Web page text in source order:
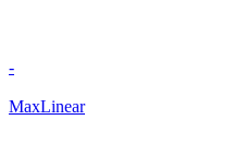
-
MaxLinear